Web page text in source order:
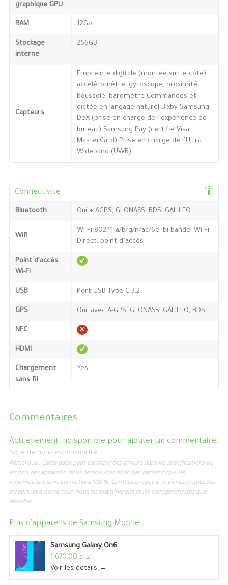
graphique GPU
RAM 12Go
Stockage
interne
256GB
Capteurs
Empreinte digitale (montée sur le côté),
accéléromètre, gyroscope, proximité,
boussole, baromètre Commandes et
dictée en langage naturel Bixby Samsung
DeX (prise en charge de l’expérience de
bureau) Samsung Pay (certifié Visa,
MasterCard) Prise en charge de l’Ultra
Wideband (UWB)
Connectivité
Bluetooth Oui + AGPS, GLONASS, BDS, GALILEO
Wifi
Wi-Fi 802.11 a/b/g/n/ac/6e, bi-bande, Wi-Fi
Direct, point d’accès
Point d'accès
Wi-Fi
USB Port USB Type-C 3.2
GPS Oui, avec A-GPS, GLONASS, GALILEO, BDS
NFC
HDMI
Chargement
sans fil
Yes
Commentaires
Actuellement indisponible pour ajouter un commentaire.
Note de non-responsabilité
Remarque : Cette page peut contenir des erreurs dans les spécifications ou
les prix des appareils, nous ne pouvons donc pas garantir que les
informations sont correctes à 100 %. Contactez-nous si vous remarquez des
erreurs, et à notre tour, nous les examinerons et les corrigerons dès que
possible.
Plus d'appareils de Samsung Mobile
Samsung Galaxy On6
د. م.1,670.00
Voir les détails →